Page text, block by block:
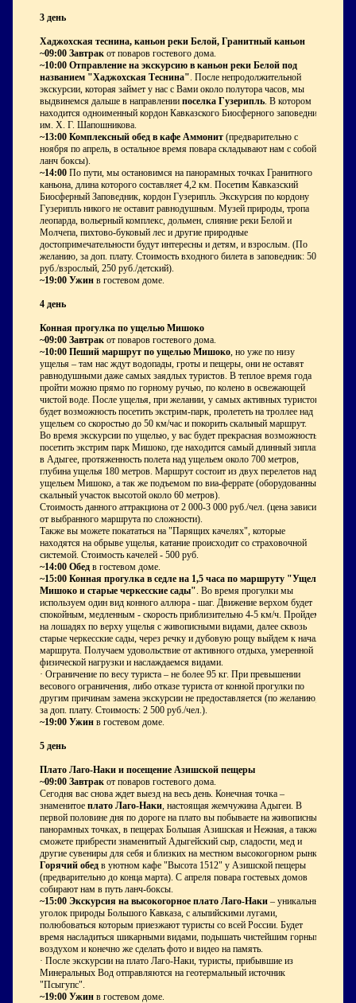
3 день
Хаджохская теснина, каньон реки Белой, Гранитный каньон
~09:00 Завтрак от поваров гостевого дома.
~10:00 Отправление на экскурсию в каньон реки Белой под
названием "Хаджохская Теснина". После непродолжительной
экскурсии, которая займет у нас с Вами около полутора часов, мы
выдвинемся дальше в направлении поселка Гузерипль. В котором
находится одноименный кордон Кавказского Биосферного заповедника
им. Х. Г. Шапошникова.
~13:00 Комплексный обед в кафе Аммонит (предварительно с
ноября по апрель, в остальное время повара складывают нам с собой
ланч боксы).
~14:00 По пути, мы остановимся на панорамных точках Гранитного
каньона, длина которого составляет 4,2 км. Посетим Кавказский
Биосферный Заповедник, кордон Гузерипль. Экскурсия по кордону
Гузерипль никого не оставит равнодушным. Музей природы, тропа
леопарда, вольерный комплекс, дольмен, слияние реки Белой и
Молчепа, пихтово-буковый лес и другие природные
достопримечательности будут интересны и детям, и взрослым. (По
желанию, за доп. плату. Стоимость входного билета в заповедник: 500
руб./взрослый, 250 руб./детский).
~19:00 Ужин в гостевом доме.
4 день
Конная прогулка по ущелью Мишоко
~09:00 Завтрак от поваров гостевого дома.
~10:00 Пеший маршрут по ущелью Мишоко, но уже по низу
ущелья – там нас ждут водопады, гроты и пещеры, они не оставят
равнодушными даже самых заядлых туристов. В теплое время года
пройти можно прямо по горному ручью, по колено в освежающей
чистой воде. После ущелья, при желании, у самых активных туристов
будет возможность посетить экстрим-парк, пролететь на троллее над
ущельем со скоростью до 50 км/час и покорить скальный маршрут.
Во время экскурсии по ущелью, у вас будет прекрасная возможность
посетить экстрим парк Мишоко, где находится самый длинный зиплайн
в Адыгее, протяженность полета над ущельем около 700 метров,
глубина ущелья 180 метров. Маршрут состоит из двух перелетов над
ущельем Мишоко, а так же подъемом по виа-феррате (оборудованный
скальный участок высотой около 60 метров).
Стоимость данного аттракциона от 2 000-3 000 руб./чел. (цена зависит
от выбранного маршрута по сложности).
Также вы можете покататься на "Парящих качелях", которые
находятся на обрыве ущелья, катание происходит со страховочной
системой. Стоимость качелей - 500 руб.
~14:00 Обед в гостевом доме.
~15:00 Конная прогулка в седле на 1,5 часа по маршруту "Ущелье
Мишоко и старые черкесские сады". Во время прогулки мы
используем один вид конного аллюра - шаг. Движение верхом будет
спокойным, медленным - скорость приблизительно 4-5 км/ч. Пройдем
на лошадях по верху ущелья с живописными видами, далее сквозь
старые черкесские сады, через речку и дубовую рощу выйдем к началу
маршрута. Получаем удовольствие от активного отдыха, умеренной
физической нагрузки и наслаждаемся видами.
· Ограничение по весу туриста – не более 95 кг. При превышении
весового ограничения, либо отказе туриста от конной прогулки по
другим причинам замена экскурсии не предоставляется (по желанию,
за доп. плату. Стоимость: 2 500 руб./чел.).
~19:00 Ужин в гостевом доме.
5 день
Плато Лаго-Наки и посещение Азишской пещеры
~09:00 Завтрак от поваров гостевого дома.
Сегодня вас снова ждет выезд на весь день. Конечная точка –
знаменитое плато Лаго-Наки, настоящая жемчужина Адыгеи. В
первой половине дня по дороге на плато вы побываете на живописных
панорамных точках, в пещерах Большая Азишская и Нежная, а также
сможете прибрести знаменитый Адыгейский сыр, сладости, мед и
другие сувениры для себя и близких на местном высокогорном рынке.
Горячий обед в уютном кафе "Высота 1512" у Азишской пещеры
(предварительно до конца марта). С апреля повара гостевых домов
собирают нам в путь ланч-боксы.
~15:00 Экскурсия на высокогорное плато Лаго-Наки – уникальный
уголок природы Большого Кавказа, с альпийскими лугами,
полюбоваться которым приезжают туристы со всей России. Будет
время насладиться шикарными видами, подышать чистейшим горным
воздухом и конечно же сделать фото и видео на память.
· После экскурсии на плато Лаго-Наки, туристы, прибывшие из
Минеральных Вод отправляются на геотермальный источник
"Псыгупс".
~19:00 Ужин в гостевом доме.